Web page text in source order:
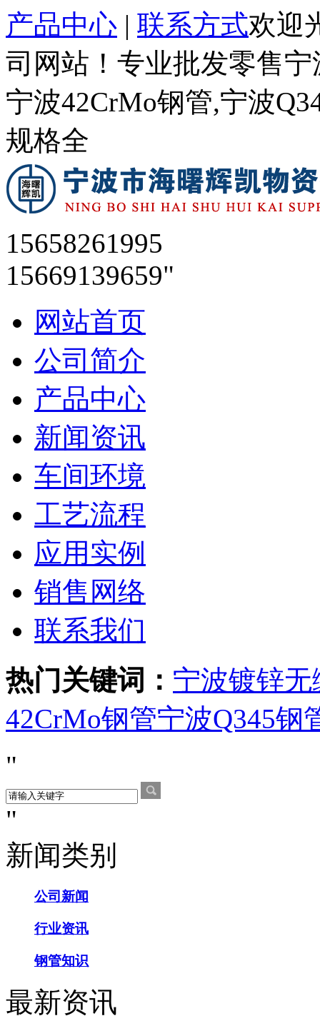
产品中心 | 联系方式欢迎
司网站！专业批发零售
宁波42CrMo钢管,宁波
规格全
15658261995
15669139659
网站首页
公司简介
产品中心
新闻资讯
车间环境
工艺流程
应用实例
销售网络
联系我们
热门关键词： 宁波镀锌无
42CrMo钢管宁波Q345钢
新闻类别
公司新闻
行业资讯
钢管知识
最新资讯